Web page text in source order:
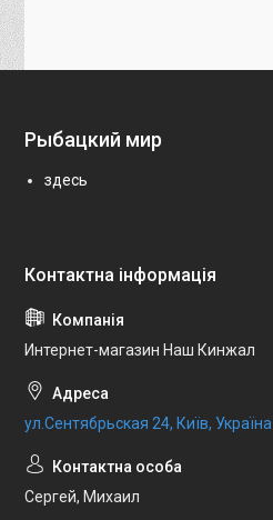
Рыбацкий мир
здесь
Интернет-магазин Наш Кинжал
ул.Сентябрьская 24, Київ, Україна
Сергей, Михаил